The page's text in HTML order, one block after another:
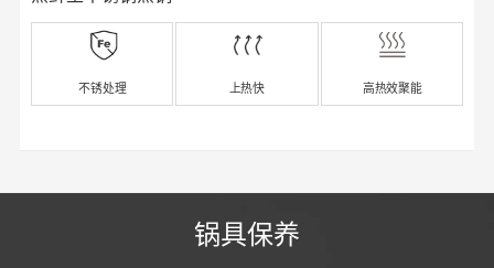
不锈处理 上热快 高热效聚能
锅具保养